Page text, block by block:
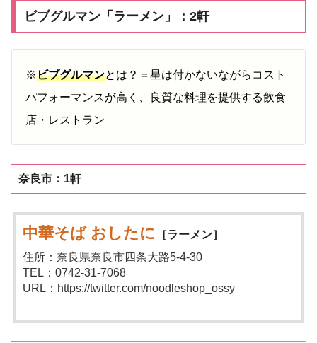
ビブグルマン「ラーメン」：2軒
※ビブグルマンとは？＝星は付かないながらコスト
パフォーマンスが高く、良質な料理を提供する飲食
店・レストラン
奈良市：1軒
中華そば おしたに
［ラーメン］
住所：奈良県奈良市四条大路5-4-30
TEL：0742-31-7068
URL：https://twitter.com/noodleshop_ossy